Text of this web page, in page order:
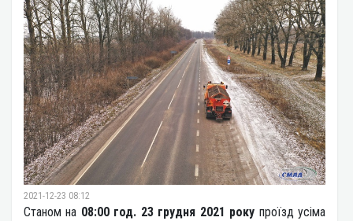
2021-12-23 08:12
Станом на 08:00 год. 23 грудня 2021 року проїзд усіма